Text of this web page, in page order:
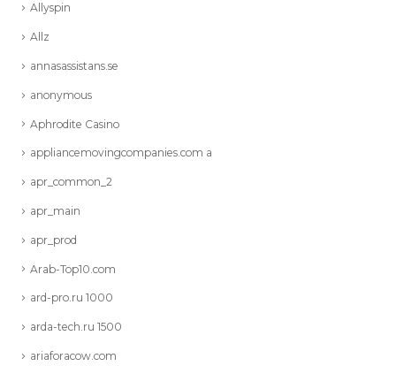
Allyspin
Allz
annasassistans.se
anonymous
Aphrodite Casino
appliancemovingcompanies.com a
apr_common_2
apr_main
apr_prod
Arab-Top10.com
ard-pro.ru 1000
arda-tech.ru 1500
ariaforacow.com